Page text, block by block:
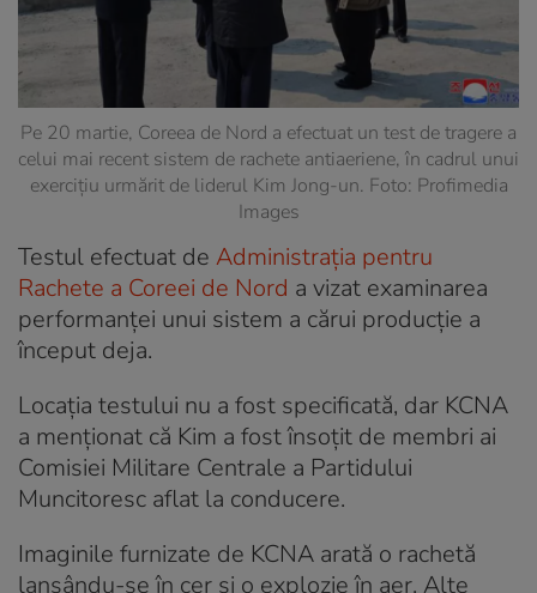
Pe 20 martie, Coreea de Nord a efectuat un test de tragere a
celui mai recent sistem de rachete antiaeriene, în cadrul unui
exercițiu urmărit de liderul Kim Jong-un. Foto: Profimedia
Images
Testul efectuat de Administrația pentru
Rachete a Coreei de Nord a vizat examinarea
performanței unui sistem a cărui producție a
început deja.
Locația testului nu a fost specificată, dar KCNA
a menționat că Kim a fost însoțit de membri ai
Comisiei Militare Centrale a Partidului
Muncitoresc aflat la conducere.
Imaginile furnizate de KCNA arată o rachetă
lansându-se în cer și o explozie în aer. Alte